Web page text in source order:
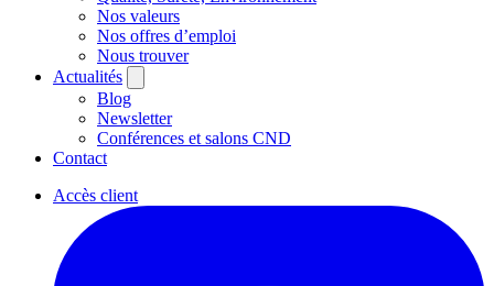
Nos valeurs
Nos offres d’emploi
Nous trouver
Actualités
Blog
Newsletter
Conférences et salons CND
Contact
Accès client